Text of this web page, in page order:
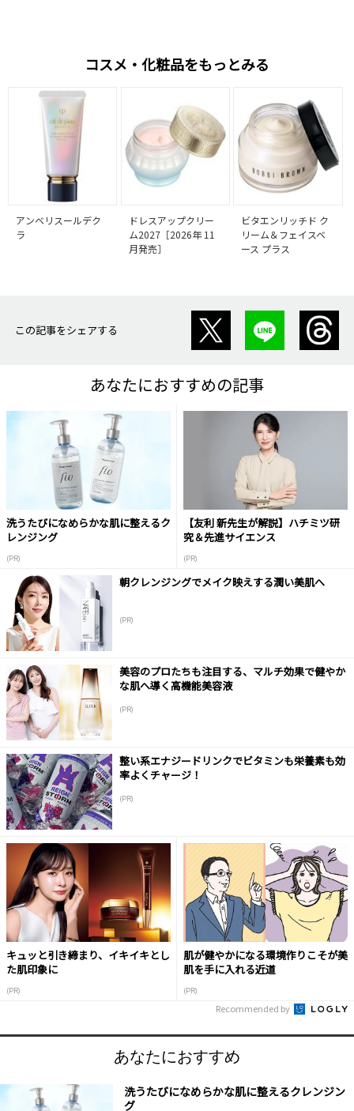
コスメ・化粧品をもっとみる
アンベリスールデク
ラ
ドレスアップクリー
ム2027［2026年 11
月発売］
ビタエンリッチド ク
リーム＆フェイスベ
ース プラス
この記事をシェアする
あなたにおすすめの記事
洗うたびになめらかな肌に整えるク
レンジング
(PR)
【友利 新先生が解説】ハチミツ研
究＆先進サイエンス
(PR)
朝クレンジングでメイク映えする潤い美肌へ
(PR)
美容のプロたちも注目する、マルチ効果で健やか
な肌へ導く高機能美容液
(PR)
整い系エナジードリンクでビタミンも栄養素も効
率よくチャージ！
(PR)
キュッと引き締まり、イキイキとし
た肌印象に
(PR)
肌が健やかになる環境作りこそが美
肌を手に入れる近道
(PR)
Recommended by
あなたにおすすめ
洗うたびになめらかな肌に整えるクレンジン
グ